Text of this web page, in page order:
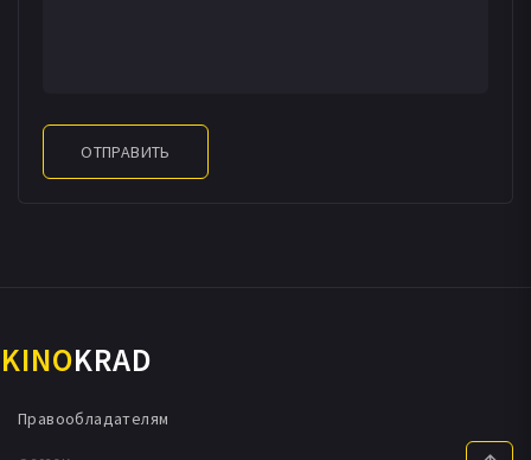
ОТПРАВИТЬ
KINOKRAD
Правообладателям